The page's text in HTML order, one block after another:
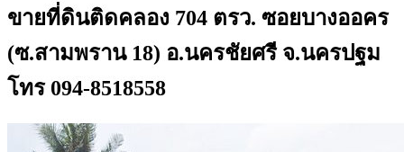
ขายที่ดินติดคลอง 704 ตรว. ซอยบางออคร
(ซ.สามพราน 18) อ.นครชัยศรี จ.นครปฐม
โทร 094-8518558